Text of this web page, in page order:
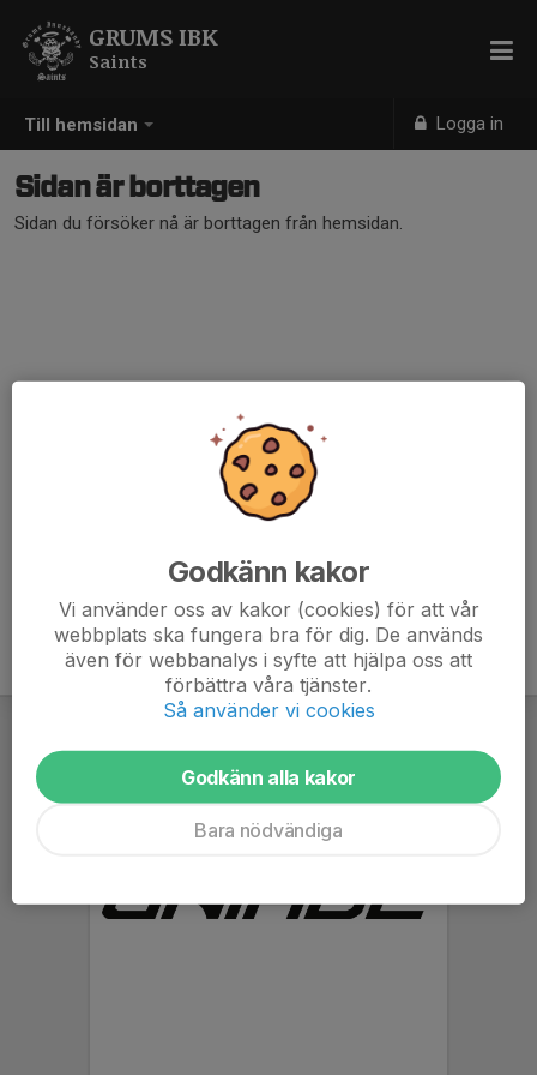
Till hemsidan Logga in
GRUMS IBK
Saints
Sidan är borttagen
Sidan du försöker nå är borttagen från hemsidan.
Godkänn kakor
Vi använder oss av kakor (cookies) för att vår
webbplats ska fungera bra för dig. De används
även för webbanalys i syfte att hjälpa oss att
förbättra våra tjänster.
Så använder vi cookies
Godkänn alla kakor
Bara nödvändiga